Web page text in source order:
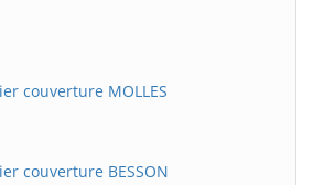
couverture MOLLES
couverture BESSON